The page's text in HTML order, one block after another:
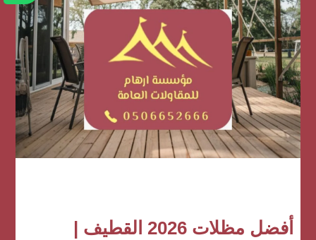
أفضل مظلات 2026 القطيف |